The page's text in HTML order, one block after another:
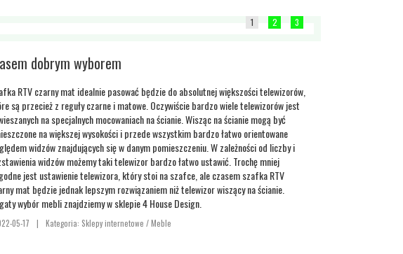
1 2 3
dobrym wyborem
RTV czarny mat idealnie pasować będzie do absolutnej większości telewizorów,
są przecież z reguły czarne i matowe. Oczywiście bardzo wiele telewizorów jest
na specjalnych mocowaniach na ścianie. Wisząc na ścianie mogą być
na większej wysokości i przede wszystkim bardzo łatwo orientowane
widzów znajdujących się w danym pomieszczeniu. W zależności od liczby i
widzów możemy taki telewizor bardzo łatwo ustawić. Trochę mniej
jest ustawienie telewizora, który stoi na szafce, ale czasem szafka RTV
mat będzie jednak lepszym rozwiązaniem niż telewizor wiszący na ścianie.
wybór mebli znajdziemy w sklepie 4 House Design.
05-17 | Kategoria: Sklepy internetowe / Meble